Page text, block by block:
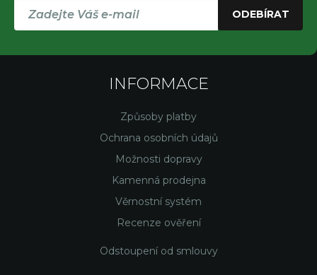
ODEBÍRAT
INFORMACE
Způsoby platby
Ochrana osobních údajů
Možnosti dopravy
Kamenná prodejna
Věrnostní systém
Recenze ověření
Odstoupení od smlouvy